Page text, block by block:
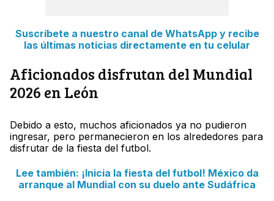
Suscríbete a nuestro canal de WhatsApp y recibe
las últimas noticias directamente en tu celular
Aficionados disfrutan del Mundial
2026 en León
Debido a esto, muchos aficionados ya no pudieron
ingresar, pero permanecieron en los alrededores para
disfrutar de la fiesta del futbol.
Lee también: ¡Inicia la fiesta del futbol! México da
arranque al Mundial con su duelo ante Sudáfrica